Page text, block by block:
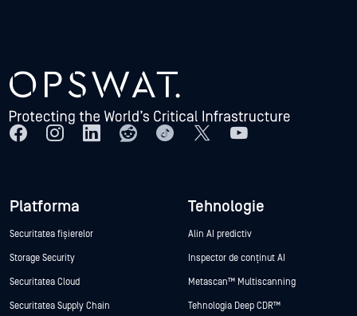
Platforma
Securitatea fișierelor
Storage Security
Securitatea Cloud
Securitatea Supply Chain
Tehnologie
Alin AI predictiv
Inspector de conținut AI
Metascan™ Multiscanning
Tehnologia Deep CDR™